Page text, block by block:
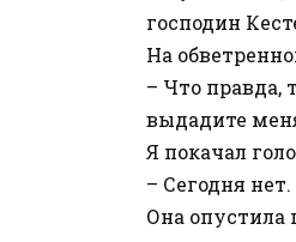
господин
На
– Что правда,
выдадите
Я покачал
– Сегодня нет.
Она опустила